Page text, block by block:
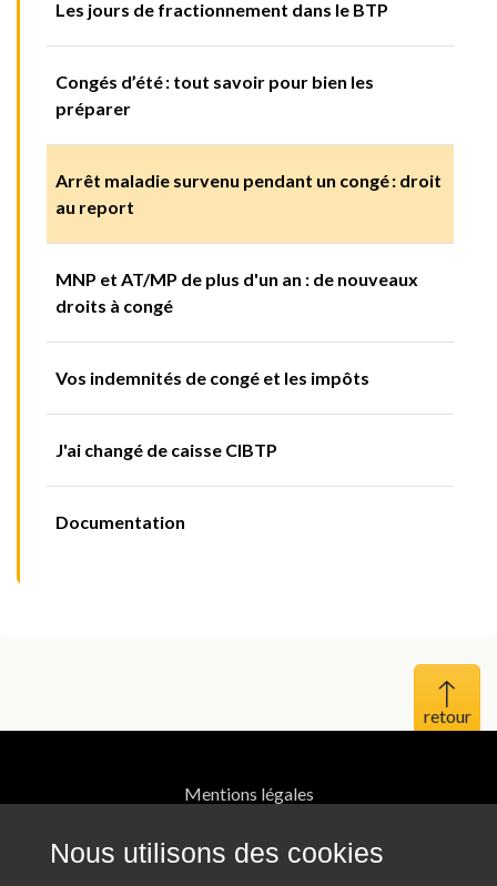
Nous utilisons des cookies
Les jours de fractionnement dans le BTP
Congés d’été : tout savoir pour bien les
préparer
Arrêt maladie survenu pendant un congé : droit
au report
MNP et AT/MP de plus d'un an : de nouveaux
droits à congé
Vos indemnités de congé et les impôts
J'ai changé de caisse CIBTP
Documentation
Haut
Mentions légales